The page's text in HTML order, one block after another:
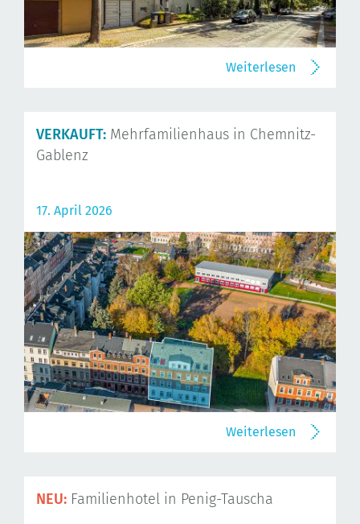
Weiterlesen
VERKAUFT: Mehrfamilienhaus in Chemnitz-
Gablenz
17. April 2026
Weiterlesen
NEU: Familienhotel in Penig-Tauscha